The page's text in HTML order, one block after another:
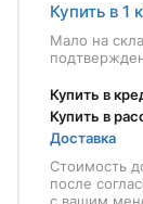
Купить в 1
Мало на
Купить в
Купить в
Доставка
Стоимость
после